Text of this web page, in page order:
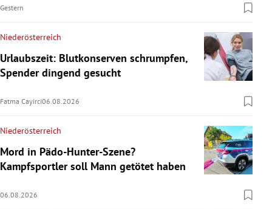
Gestern
Niederösterreich
Urlaubszeit: Blutkonserven schrumpfen,
Spender dingend gesucht
Fatma Cayirci06.08.2026
Niederösterreich
Mord in Pädo-Hunter-Szene?
Kampfsportler soll Mann getötet haben
06.08.2026